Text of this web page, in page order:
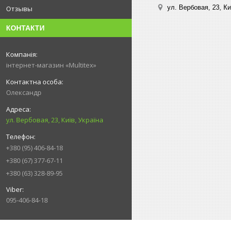
Отзывы
КОНТАКТИ
інтернет-магазин «Multitex»
Олександр
ул. Вербовая, 23, Київ, Україна
+380 (95) 406-84-18
+380 (67) 377-67-11
+380 (63) 328-89-95
095-406-84-18
ул. Вербовая, 23,